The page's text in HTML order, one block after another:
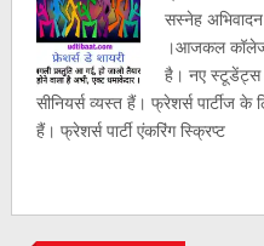
सस्नेह
।आजकल कॉलेजों
है। नए स्टूडेंट्स
सीनियर्स व्यस्त हैं। फ्रेशर्स पार्टीज
हैं। फ्रेशर्स पार्टी एंकरिंग स्क्रिप्ट